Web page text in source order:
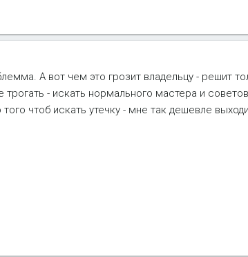
А вот чем это грозит владельцу - решит
- искать нормального мастера и
чтоб искать утечку - мне так дешевле